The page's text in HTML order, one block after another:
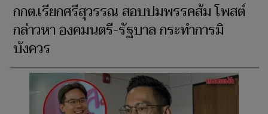
กกต.เรียกศรีสุวรรณ สอบปมพรรคส้ม โพสต์
กล่าวหา องคมนตรี-รัฐบาล กระทำการมิ
บังควร